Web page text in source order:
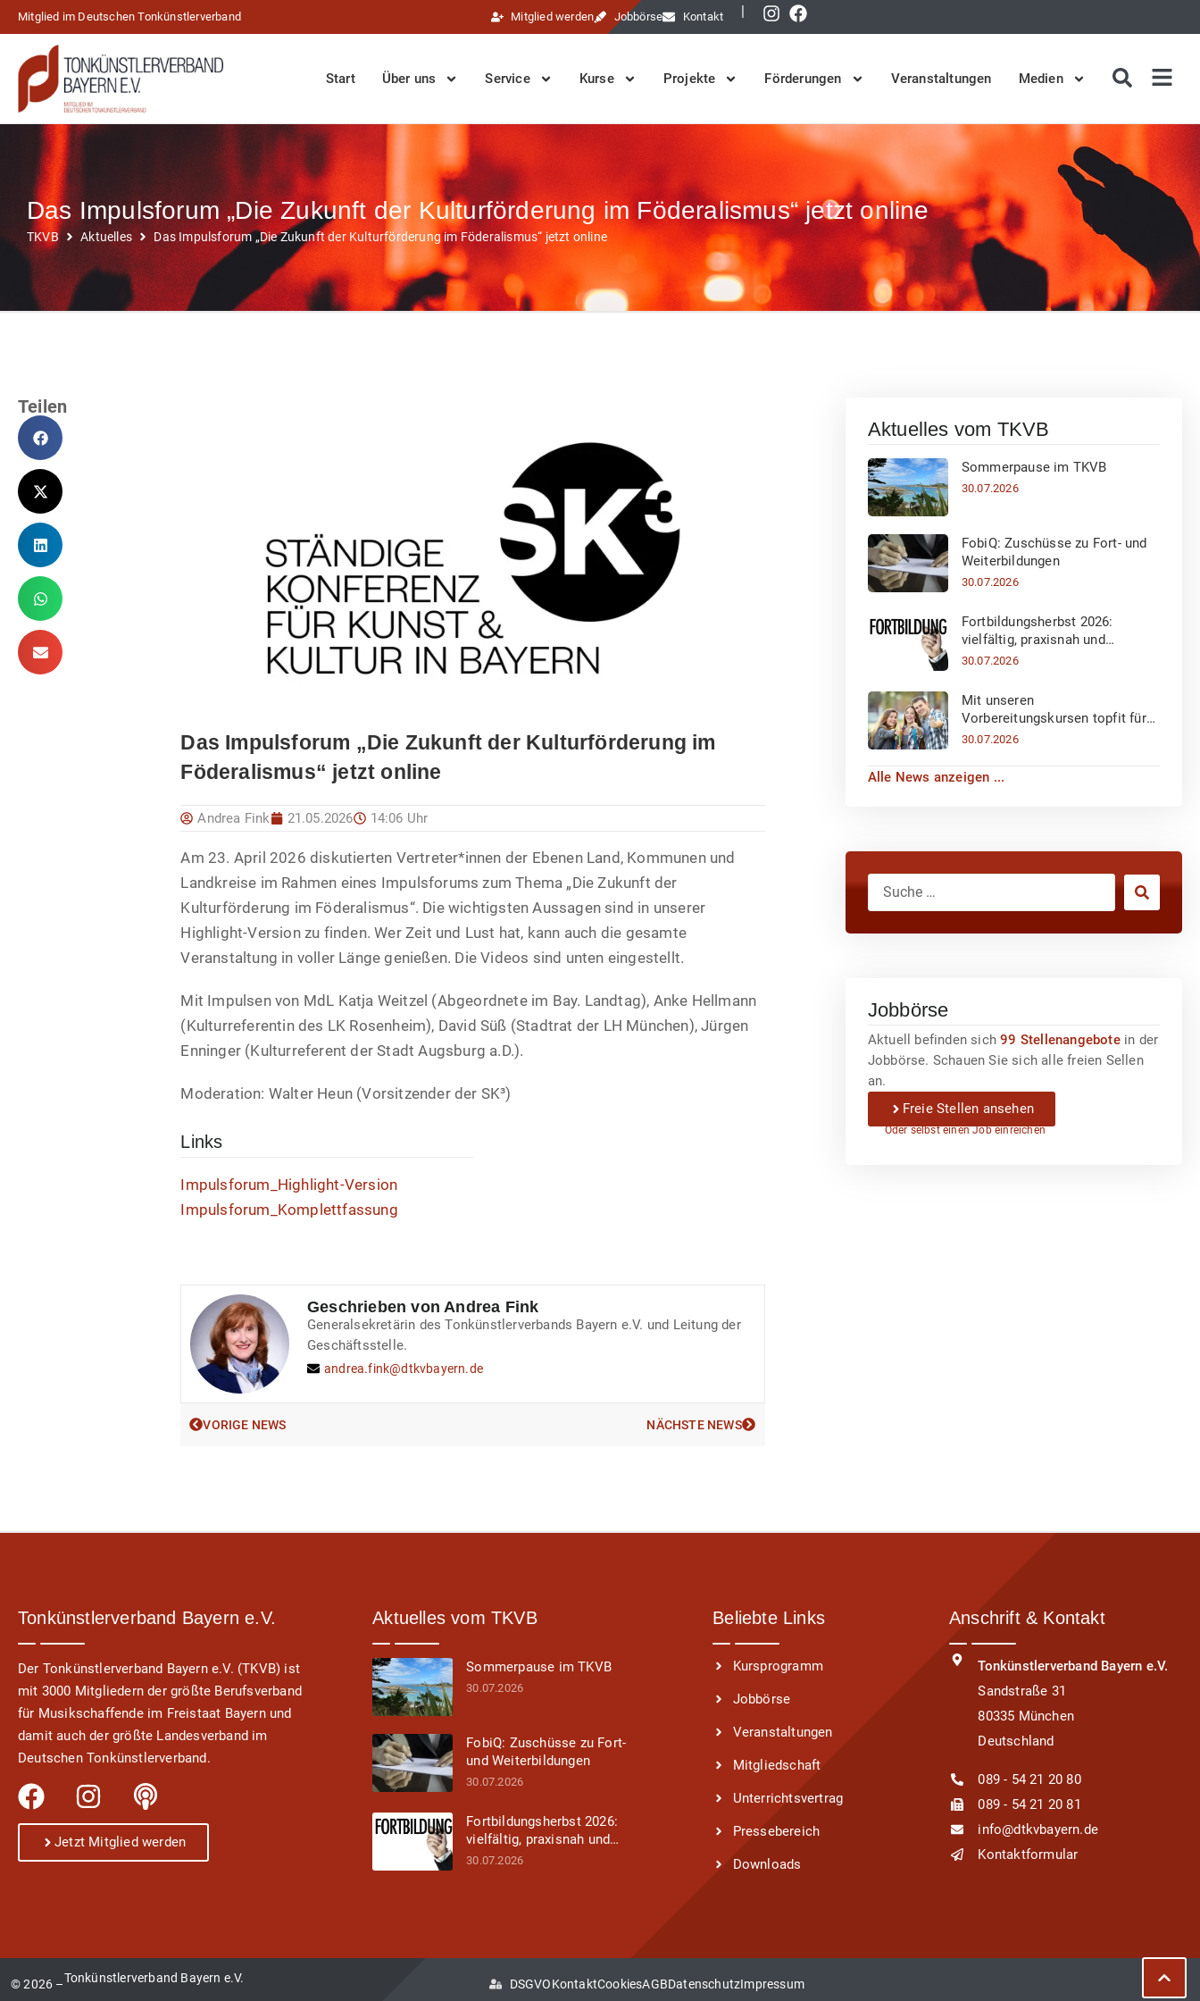
Mitglied im Deutschen Tonkünstlerverband Mitglied werden Jobbörse Kontakt |
Start Über uns Service Kurse Projekte Förderungen Veranstaltungen Medien
Das Impulsforum „Die Zukunft der Kulturförderung im Föderalismus“ jetzt online
TKVB Aktuelles Das Impulsforum „Die Zukunft der Kulturförderung im Föderalismus“ jetzt online
Teilen
Das Impulsforum „Die Zukunft der Kulturförderung im
Föderalismus“ jetzt online
Andrea Fink 21.05.2026 14:06 Uhr
Am 23. April 2026 diskutierten Vertreter*innen der Ebenen Land, Kommunen und
Landkreise im Rahmen eines Impulsforums zum Thema „Die Zukunft der
Kulturförderung im Föderalismus“. Die wichtigsten Aussagen sind in unserer
Highlight-Version zu finden. Wer Zeit und Lust hat, kann auch die gesamte
Veranstaltung in voller Länge genießen. Die Videos sind unten eingestellt.
Mit Impulsen von MdL Katja Weitzel (Abgeordnete im Bay. Landtag), Anke Hellmann
(Kulturreferentin des LK Rosenheim), David Süß (Stadtrat der LH München), Jürgen
Enninger (Kulturreferent der Stadt Augsburg a.D.).
Moderation: Walter Heun (Vorsitzender der SK³)
Links
Impulsforum_Highlight-Version
Impulsforum_Komplettfassung
Geschrieben von Andrea Fink
Generalsekretärin des Tonkünstlerverbands Bayern e.V. und Leitung der
Geschäftsstelle.
andrea.fink@dtkvbayern.de
VORIGE NEWS NÄCHSTE NEWS
Aktuelles vom TKVB
Sommerpause im TKVB
30.07.2026
FobiQ: Zuschüsse zu Fort- und
Weiterbildungen
30.07.2026
Fortbildungsherbst 2026:
vielfältig, praxisnah und
inspirierend!
30.07.2026
Mit unseren
Vorbereitungskursen topfit für
die Eignungsprüfung 2027
30.07.2026
Alle News anzeigen ...
Jobbörse
Aktuell befinden sich99 Stellenangebotein der
Jobbörse. Schauen Sie sich alle freien Sellen
an.
Freie Stellen ansehen
Oder selbst einen Job einreichen
Tonkünstlerverband Bayern e.V.
Der Tonkünstlerverband Bayern e.V. (TKVB) ist
mit 3000 Mitgliedern der größte Berufsverband
für Musikschaffende im Freistaat Bayern und
damit auch der größte Landesverband im
Deutschen Tonkünstlerverband.
Jetzt Mitglied werden
Aktuelles vom TKVB
Sommerpause im TKVB
30.07.2026
FobiQ: Zuschüsse zu Fort-
und Weiterbildungen
30.07.2026
Fortbildungsherbst 2026:
vielfältig, praxisnah und
inspirierend!
30.07.2026
Beliebte Links
Kursprogramm
Jobbörse
Veranstaltungen
Mitgliedschaft
Unterrichtsvertrag
Pressebereich
Downloads
Anschrift & Kontakt
Tonkünstlerverband Bayern e.V.
Sandstraße 31
80335 München
Deutschland
089 - 54 21 20 80
089 - 54 21 20 81
info@dtkvbayern.de
Kontaktformular
© 2026 –Tonkünstlerverband Bayern e.V. DSGVOKontaktCookiesAGBDatenschutzImpressum